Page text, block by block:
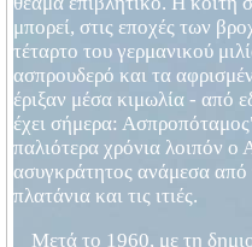
μπορεί, στις εποχές των
τέταρτο του γερμανικού
ασπρουδερό και τα
έριξαν μέσα κιμωλία - από
έχει σήμερα:
παλιότερα χρόνια λοιπόν
ασυγκράτητος ανάμεσα από
πλατάνια και τις ιτιές.
Μετά το 1960, με τη